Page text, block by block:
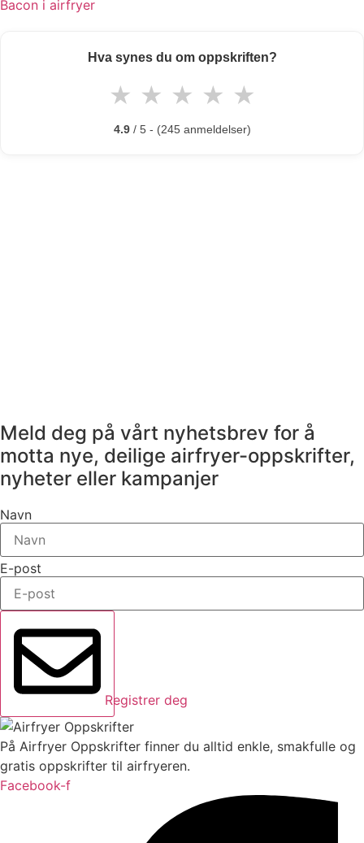
Bacon i airfryer
Hva synes du om oppskriften?
★ ★ ★ ★ ★
4.9/ 5 - (245 anmeldelser)
Meld deg på vårt nyhetsbrev for å
motta nye, deilige airfryer-oppskrifter,
nyheter eller kampanjer
Navn
E-post
Registrer deg
På Airfryer Oppskrifter finner du alltid enkle, smakfulle og
gratis oppskrifter til airfryeren.
Facebook-f